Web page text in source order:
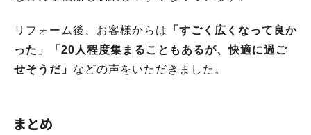
リフォーム後、お客様からは
「すごく広くなって良か
った」「20人程度集まることもあるが、快適に過ご
せそうだ」 などの声をいただきました。
まとめ